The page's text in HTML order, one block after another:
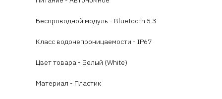
Беспроводной модуль - Bluetooth 5.3
Класс водонепроницаемости - IP67
Цвет товара - Белый (White)
Материал - Пластик